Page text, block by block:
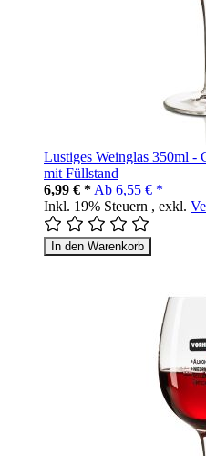
Lustiges Weinglas 350ml -
mit Füllstand
6,99 € * Ab 6,55 € *
Inkl. 19% Steuern , exkl.
In den Warenkorb